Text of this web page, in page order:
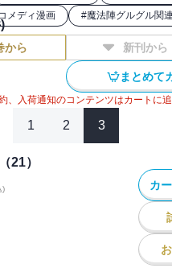
メディ漫画 #魔法陣グルグル関
から 新刊から
まとめて
、入荷通知のコンテンツはカートに追
1 2 3
21）
) カ